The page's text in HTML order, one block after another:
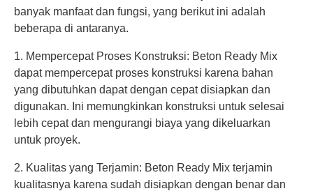
banyak manfaat dan fungsi, yang berikut ini adalah
beberapa di antaranya.
1. Mempercepat Proses Konstruksi: Beton Ready Mix
dapat mempercepat proses konstruksi karena bahan
yang dibutuhkan dapat dengan cepat disiapkan dan
digunakan. Ini memungkinkan konstruksi untuk selesai
lebih cepat dan mengurangi biaya yang dikeluarkan
untuk proyek.
2. Kualitas yang Terjamin: Beton Ready Mix terjamin
kualitasnya karena sudah disiapkan dengan benar dan